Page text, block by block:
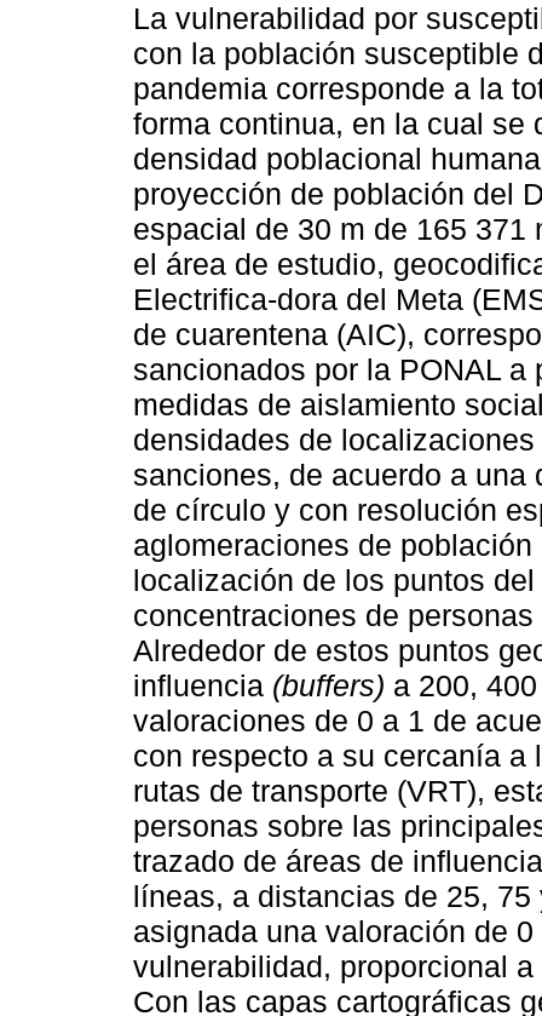
La vulnerabilidad por
con la población susceptible
pandemia corresponde a la
forma continua, en la cual se
densidad poblacional
proyección de población del
espacial de 30 m de 165
el área de estudio,
Electrifica-dora del Meta
de cuarentena (AIC),
sancionados por la PONAL
medidas de aislamiento
densidades de
sanciones, de acuerdo a
de círculo y con resolución
aglomeraciones de
localización de los puntos
concentraciones de
Alrededor de estos puntos
influencia (buffers) a 200,
valoraciones de 0 a 1 de
con respecto a su cercanía a
rutas de transporte (VRT),
personas sobre las
trazado de áreas de
líneas, a distancias de 25,
asignada una valoración de
vulnerabilidad, proporcional
Con las capas cartográficas